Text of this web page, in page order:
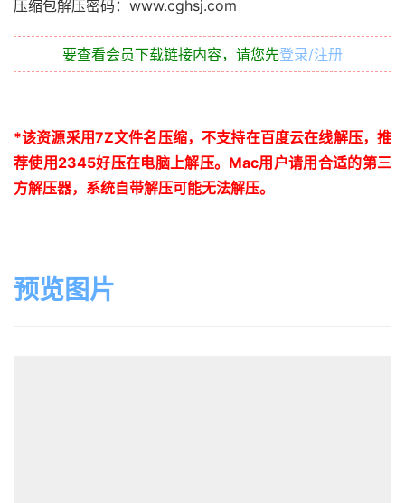
压缩包解压密码：www.cghsj.com
要查看会员下载链接内容，请您先登录/注册
*该资源采用7Z文件名压缩，不支持在百度云在线解压，推
荐使用2345好压在电脑上解压。 Mac用户请用合适的第三
方解压器，系统自带解压可能无法解压。
预览图片